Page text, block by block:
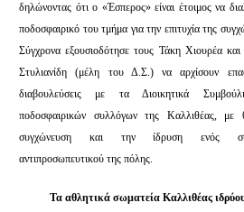
δηλώνοντας ότι ο «Έσπερος» είναι έτοιμος να
ποδοσφαιρικό του τμήμα για την επιτυχία της
Σύγχρονα εξουσιοδότησε τους Τάκη Χιουρέα και
Στυλιανίδη (μέλη του Δ.Σ.) να αρχίσουν
διαβουλεύσεις με τα Διοικητικά
ποδοσφαιρικών συλλόγων της Καλλιθέας, με
συγχώνευση και την ίδρυση ενός
αντιπροσωπευτικού της πόλης.
Τα αθλητικά σωματεία Καλλιθέας